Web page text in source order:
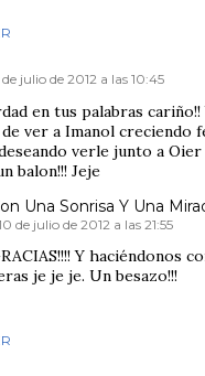
de julio de 2012 a las 10:45
en tus palabras cariño!!
ver a Imanol creciendo
verle junto a
balon!!! Jeje
Una Sonrisa Y Una
de julio de 2012 a las 21:55
Y haciéndonos
je je je. Un besazo!!!